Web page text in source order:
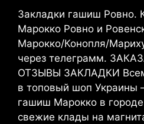
Закладки гашиш Ровно.
Марокко Ровно и
Марокко/Конопля/
через телеграмм.
ОТЗЫВЫ ЗАКЛАДКИ
в топовый шоп Украины
гашиш Марокко в
свежие клады на